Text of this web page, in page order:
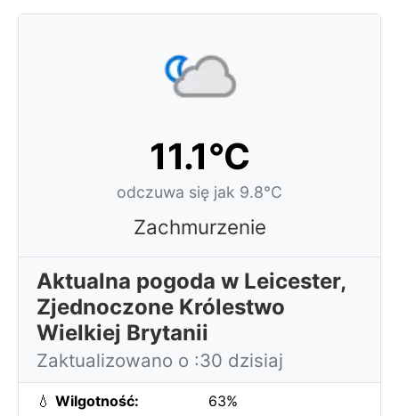
11.1°C
odczuwa się jak 9.8°C
Zachmurzenie
Aktualna pogoda w Leicester,
Zjednoczone Królestwo
Wielkiej Brytanii
Zaktualizowano o :30 dzisiaj
💧 Wilgotność: 63%